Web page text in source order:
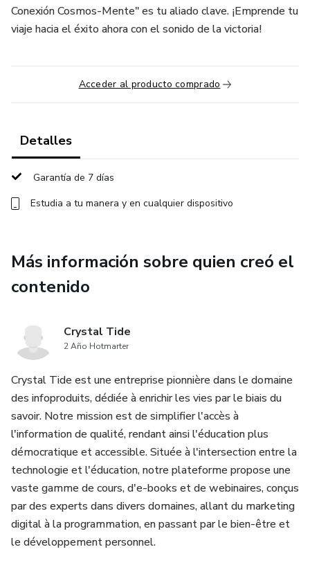
Conexión Cosmos-Mente" es tu aliado clave. ¡Emprende tu
viaje hacia el éxito ahora con el sonido de la victoria!
Acceder al producto comprado
Detalles
Garantía de 7 días
Estudia a tu manera y en cualquier dispositivo
Más información sobre quien creó el
contenido
Crystal Tide
2 Año Hotmarter
Crystal Tide est une entreprise pionnière dans le domaine
des infoproduits, dédiée à enrichir les vies par le biais du
savoir. Notre mission est de simplifier l'accès à
l'information de qualité, rendant ainsi l'éducation plus
démocratique et accessible. Située à l'intersection entre la
technologie et l'éducation, notre plateforme propose une
vaste gamme de cours, d'e-books et de webinaires, conçus
par des experts dans divers domaines, allant du marketing
digital à la programmation, en passant par le bien-être et
le développement personnel.